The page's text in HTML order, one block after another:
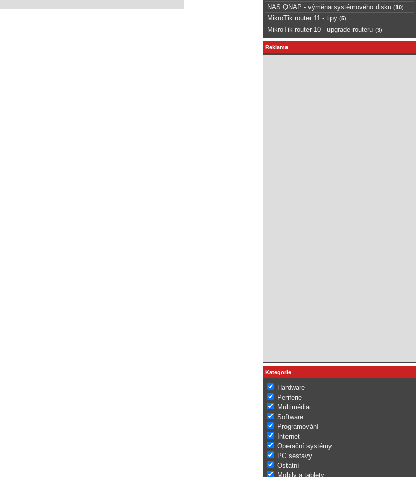
NAS QNAP - výměna systémového disku (10)
MikroTik router 11 - tipy (5)
MikroTik router 10 - upgrade routeru (3)
Reklama
Kategorie
Hardware
Periferie
Multimédia
Software
Programování
Internet
Operační systémy
PC sestavy
Ostatní
Mobily a tablety